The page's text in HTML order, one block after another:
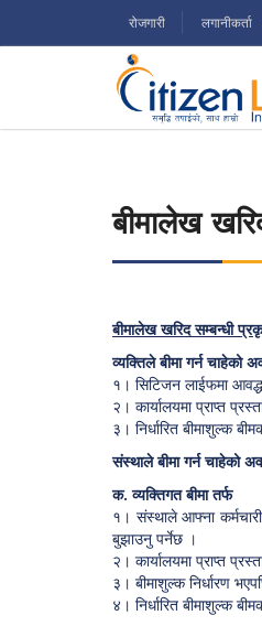
रोजगारी लगानीकर्ता
बीमालेख
बीमालेख खरिद सम्बन्धी
व्यक्तिले बीमा गर्न चाहेको
१। सिटिजन लाईफमा आवद्ध
२। कार्यालयमा प्राप्त
३। निर्धारित बीमाशुल्क
संस्थाले बीमा गर्न चाहेको
क. व्यक्तिगत बीमा तर्फ
१। संस्थाले आफ्ना
बुझाउनु पर्नेछ ।
२। कार्यालयमा प्राप्त
३। बीमाशुल्क निर्धारण
४। निर्धारित बीमाशुल्क